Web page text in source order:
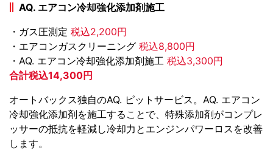
AQ. エアコン冷却強化添加剤施工
・ガス圧測定 税込2,200円
・エアコンガスクリーニング 税込8,800円
・AQ. エアコン冷却強化添加剤施工 税込3,300円
合計税込14,300円
オートバックス独自のAQ. ピットサービス。AQ. エアコン
冷却強化添加剤を施工することで、特殊添加剤がコンプレ
ッサーの抵抗を軽減し冷却力とエンジンパワーロスを改善
します。